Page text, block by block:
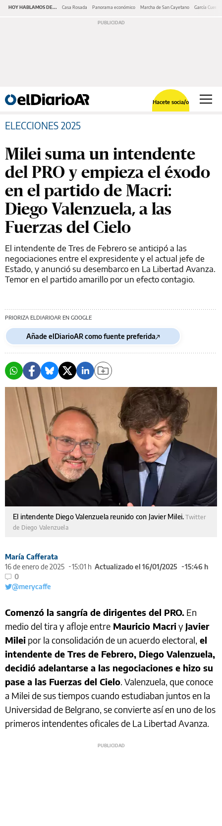
HOY HABLAMOS DE... Casa Rosada Panorama económico Marcha de San Cayetano García Cuerva
Hacete socia/o
ELECCIONES 2025
Milei suma un intendente
del PRO y empieza el éxodo
en el partido de Macri:
Diego Valenzuela, a las
Fuerzas del Cielo
El intendente de Tres de Febrero se anticipó a las
negociaciones entre el expresidente y el actual jefe de
Estado, y anunció su desembarco en La Libertad Avanza.
Temor en el partido amarillo por un efecto contagio.
PRIORIZA ELDIARIOAR EN GOOGLE
Añade elDiarioAR como fuente preferida
El intendente Diego Valenzuela reunido con Javier Milei.Twitter
de Diego Valenzuela
María Cafferata
16 de enero de 2025
15:01 h Actualizado el 16/01/2025
15:46 h
0
@merycaffe
Comenzó la sangría de dirigentes del PRO. En
medio del tira y afloje entre Mauricio Macriy Javier
Milei por la consolidación de un acuerdo electoral, el
intendente de Tres de Febrero, Diego Valenzuela,
decidió adelantarse a las negociaciones e hizo su
pase a las Fuerzas del Cielo. Valenzuela, que conoce
a Milei de sus tiempos cuando estudiaban juntos en la
Universidad de Belgrano, se convierte así en uno de los
primeros intendentes oficales de La Libertad Avanza.